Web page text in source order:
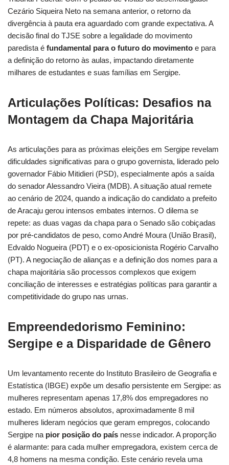
Cezário Siqueira Neto na semana anterior, o retorno da
divergência à pauta era aguardado com grande expectativa. A
decisão final do TJSE sobre a legalidade do movimento
paredista é fundamental para o futuro do movimento e para
a definição do retorno às aulas, impactando diretamente
milhares de estudantes e suas famílias em Sergipe.
Articulações Políticas: Desafios na
Montagem da Chapa Majoritária
As articulações para as próximas eleições em Sergipe revelam
dificuldades significativas para o grupo governista, liderado pelo
governador Fábio Mitidieri (PSD), especialmente após a saída
do senador Alessandro Vieira (MDB). A situação atual remete
ao cenário de 2024, quando a indicação do candidato a prefeito
de Aracaju gerou intensos embates internos. O dilema se
repete: as duas vagas da chapa para o Senado são cobiçadas
por pré-candidatos de peso, como André Moura (União Brasil),
Edvaldo Nogueira (PDT) e o ex-oposicionista Rogério Carvalho
(PT). A negociação de alianças e a definição dos nomes para a
chapa majoritária são processos complexos que exigem
conciliação de interesses e estratégias políticas para garantir a
competitividade do grupo nas urnas.
Empreendedorismo Feminino:
Sergipe e a Disparidade de Gênero
Um levantamento recente do Instituto Brasileiro de Geografia e
Estatística (IBGE) expõe um desafio persistente em Sergipe: as
mulheres representam apenas 17,8% dos empregadores no
estado. Em números absolutos, aproximadamente 8 mil
mulheres lideram negócios que geram empregos, colocando
Sergipe na pior posição do país nesse indicador. A proporção
é alarmante: para cada mulher empregadora, existem cerca de
4,8 homens na mesma condição. Este cenário revela uma